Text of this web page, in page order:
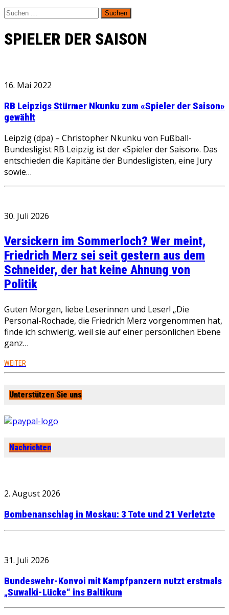
Suchen
nach:
SPIELER DER SAISON
16. Mai 2022
RB Leipzigs Stürmer Nkunku zum «Spieler der Saison»
gewählt
Leipzig (dpa) – Christopher Nkunku von Fußball-
Bundesligist RB Leipzig ist der «Spieler der Saison». Das
entschieden die Kapitäne der Bundesligisten, eine Jury
sowie…
30. Juli 2026
Versickern im Sommerloch? Wer meint,
Friedrich Merz sei seit gestern aus dem
Schneider, der hat keine Ahnung von
Politik
Guten Morgen, liebe Leserinnen und Leser! „Die
Personal-Rochade, die Friedrich Merz vorgenommen hat,
finde ich schwierig, weil sie auf einer persönlichen Ebene
ganz…
WEITER
Unterstützen Sie uns
Nachrichten
2. August 2026
Bombenanschlag in Moskau: 3 Tote und 21 Verletzte
31. Juli 2026
Bundeswehr-Konvoi mit Kampfpanzern nutzt erstmals
„Suwalki-Lücke“ ins Baltikum